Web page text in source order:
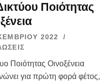
Ποιότητας
2022
Ποιότητας Οινοξένεια
για πρώτη φορά φέτος,